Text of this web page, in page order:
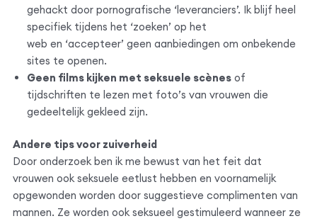
gehackt door pornografische ‘leveranciers’. Ik blijf heel
specifiek tijdens het ‘zoeken’ op het
web en ‘accepteer’ geen aanbiedingen om onbekende
sites te openen.
Geen films kijken met seksuele scènesof
tijdschriften te lezen met foto’s van vrouwen die
gedeeltelijk gekleed zijn.
Andere tips voor zuiverheid
Door onderzoek ben ik me bewust van het feit dat
vrouwen ook seksuele eetlust hebben en voornamelijk
opgewonden worden door suggestieve complimenten van
mannen. Ze worden ook seksueel gestimuleerd wanneer ze